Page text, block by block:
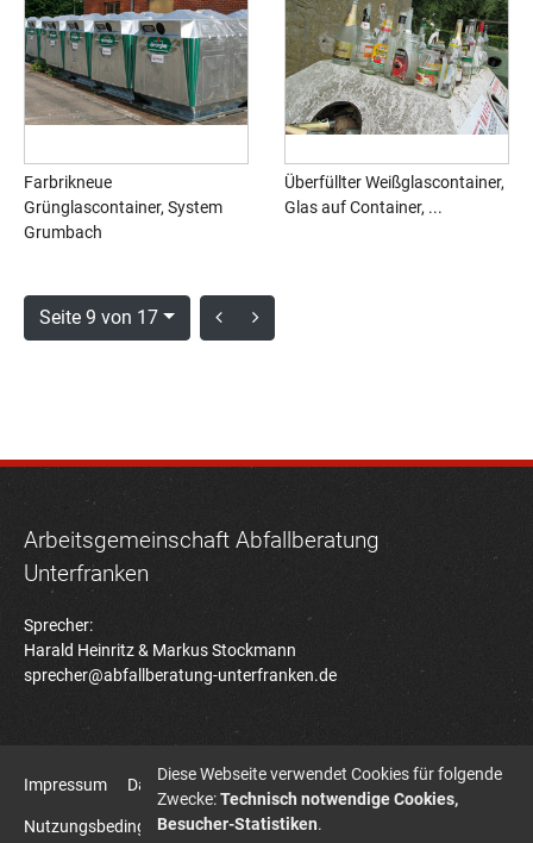
Farbrikneue
Grünglascontainer, System
Grumbach
Überfüllter Weißglascontainer,
Glas auf Container, ...
Seite 9 von 17
Arbeitsgemeinschaft Abfallberatung
Unterfranken
Sprecher:
Harald Heinritz & Markus Stockmann
sprecher@abfallberatung-unterfranken.de
Impressum Datenschutz
Nutzungsbedingungen Bildatenbank Sitemap
Diese Webseite verwendet Cookies für folgende
Zwecke:Technisch notwendige Cookies,
Besucher-Statistiken.